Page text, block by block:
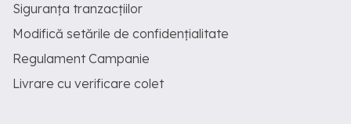
Siguranța tranzacțiilor
Modifică setările de confidențialitate
Regulament Campanie
Livrare cu verificare colet